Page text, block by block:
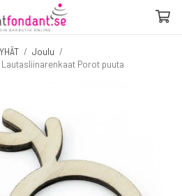
/ Joulu /
Lautasliinarenkaat Porot puuta